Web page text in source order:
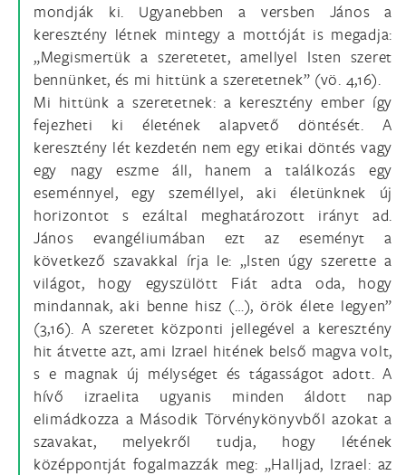
mondják ki. Ugyanebben a versben János a
keresztény létnek mintegy a mottóját is megadja:
„Megismertük a szeretetet, amellyel Isten szeret
bennünket, és mi hittünk a szeretetnek” (vö. 4,16).
Mi hittünk a szeretetnek: a keresztény ember így
fejezheti ki életének alapvető döntését. A
keresztény lét kezdetén nem egy etikai döntés vagy
egy nagy eszme áll, hanem a találkozás egy
eseménnyel, egy személlyel, aki életünknek új
horizontot s ezáltal meghatározott irányt ad.
János evangéliumában ezt az eseményt a
következő szavakkal írja le: „Isten úgy szerette a
világot, hogy egyszülött Fiát adta oda, hogy
mindannak, aki benne hisz (…), örök élete legyen”
(3,16). A szeretet központi jellegével a keresztény
hit átvette azt, ami Izrael hitének belső magva volt,
s e magnak új mélységet és tágasságot adott. A
hívő izraelita ugyanis minden áldott nap
elimádkozza a Második Törvénykönyvből azokat a
szavakat, melyekről tudja, hogy létének
középpontját fogalmazzák meg: „Halljad, Izrael: az